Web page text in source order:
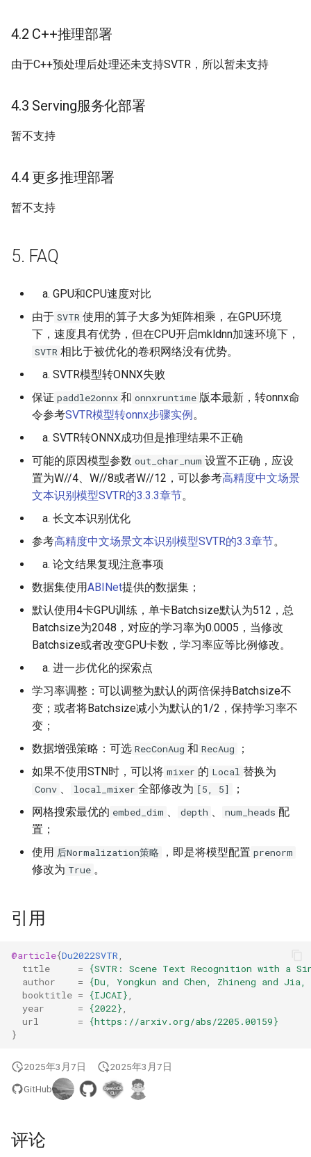
4.2 C++推理部署
由于C++预处理后处理还未支持SVTR，所以暂未支持
4.3 Serving服务化部署
暂不支持
4.4 更多推理部署
暂不支持
5. FAQ
GPU和CPU速度对比
由于 SVTR 使用的算子大多为矩阵相乘，在GPU环境
下，速度具有优势，但在CPU开启mkldnn加速环境下，
SVTR 相比于被优化的卷积网络没有优势。
SVTR模型转ONNX失败
保证 paddle2onnx 和 onnxruntime 版本最新，转onnx命
令参考SVTR模型转onnx步骤实例。
SVTR转ONNX成功但是推理结果不正确
可能的原因模型参数 out_char_num 设置不正确，应设
置为W//4、W//8或者W//12，可以参考高精度中文场景
文本识别模型SVTR的3.3.3章节。
长文本识别优化
参考高精度中文场景文本识别模型SVTR的3.3章节。
论文结果复现注意事项
数据集使用ABINet提供的数据集；
默认使用4卡GPU训练，单卡Batchsize默认为512，总
Batchsize为2048，对应的学习率为0.0005，当修改
Batchsize或者改变GPU卡数，学习率应等比例修改。
进一步优化的探索点
学习率调整：可以调整为默认的两倍保持Batchsize不
变；或者将Batchsize减小为默认的1/2，保持学习率不
变；
数据增强策略：可选 RecConAug 和 RecAug
；
如果不使用STN时，可以将 mixer 的 Local 替换为
Conv 、 local_mixer 全部修改为 [5, 5]
；
网格搜索最优的 embed_dim 、 depth 、 num_heads 配
置；
使用 后Normalization策略 ，即是将模型配置 prenorm
修改为 True 。
引用
@article{Du2022SVTR
title
=
{SVTR: Scene Text Recognition with a
author
=
{Du, Yongkun and Chen, Zhineng and
booktitle = {IJCAI}
year
= {2022}
url
=
{https://arxiv.org/abs/2205.00159}
}
2025年3月7日
2025年3月7日
GitHub
评论